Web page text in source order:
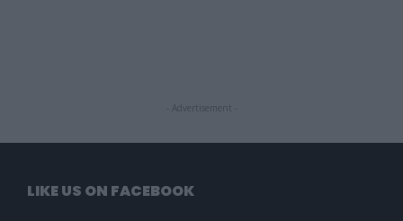
- Advertisement -
LIKE US ON FACEBOOK